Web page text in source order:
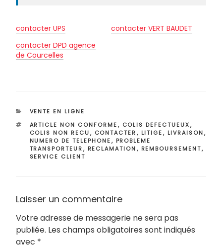
contacter UPS
contacter VERT BAUDET
contacter DPD agence
de Courcelles
CATÉGORIES
VENTE EN LIGNE
ÉTIQUETTES
ARTICLE NON CONFORME, COLIS DEFECTUEUX,
COLIS NON RECU, CONTACTER, LITIGE, LIVRAISON,
NUMERO DE TELEPHONE, PROBLEME
TRANSPORTEUR, RECLAMATION, REMBOURSEMENT,
SERVICE CLIENT
Laisser un commentaire
Votre adresse de messagerie ne sera pas
publiée. Les champs obligatoires sont indiqués
avec *